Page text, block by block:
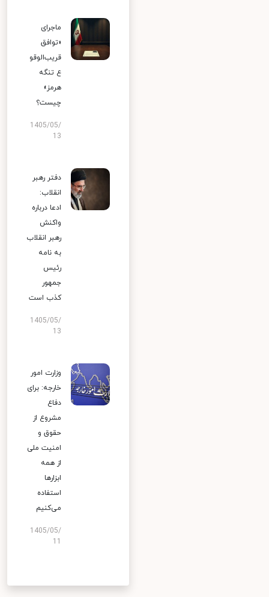
ماجرای
«توافق
قریب‌الوقو
ع تنگه
هرمز»
چیست؟
1405/05/
13
دفتر رهبر
انقلاب:
ادعا درباره
واکنش
رهبر انقلاب
به نامه
رئیس
جمهور
کذب است
1405/05/
13
وزارت امور
خارجه: برای
دفاع
مشروع از
حقوق و
امنیت ملی
از همه
ابزارها
استفاده
می‌کنیم
1405/05/